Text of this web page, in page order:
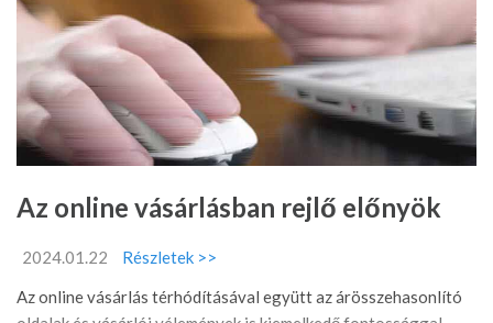
Az online vásárlásban rejlő előnyök
2024.01.22
Részletek >>
Az online vásárlás térhódításával együtt az árösszehasonlító